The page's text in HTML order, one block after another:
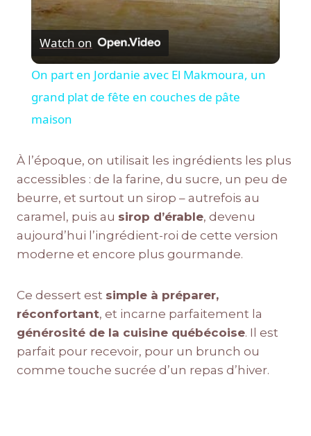
Watch on
On part en Jordanie avec El Makmoura, un
grand plat de fête en couches de pâte
maison
À l’époque, on utilisait les ingrédients les plus
accessibles : de la farine, du sucre, un peu de
beurre, et surtout un sirop – autrefois au
caramel, puis au sirop d’érable, devenu
aujourd’hui l’ingrédient-roi de cette version
moderne et encore plus gourmande.
Ce dessert est simple à préparer,
réconfortant, et incarne parfaitement la
générosité de la cuisine québécoise. Il est
parfait pour recevoir, pour un brunch ou
comme touche sucrée d’un repas d’hiver.